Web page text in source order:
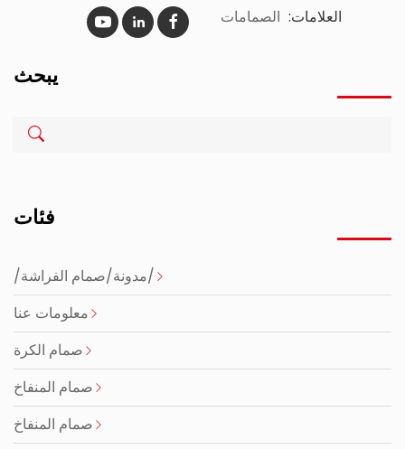
العلامات: الصمامات
يبحث
فئات
/مدونة/صمام الفراشة/
معلومات عنا
صمام الكرة
صمام المنفاخ
صمام المنفاخ